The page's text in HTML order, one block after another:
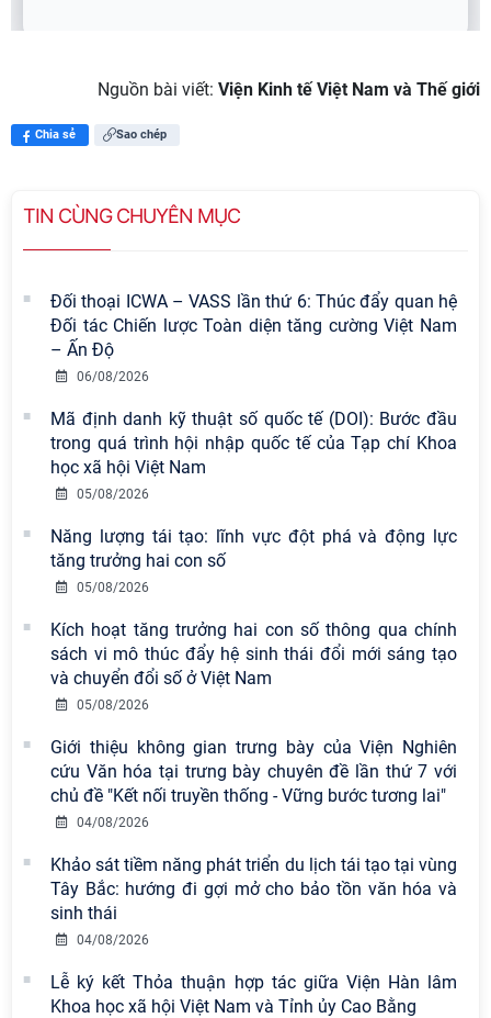
Nguồn bài viết: Viện Kinh tế Việt Nam và Thế giới
Chia sẻ Sao chép
TIN CÙNG CHUYÊN MỤC
Đối thoại ICWA – VASS lần thứ 6: Thúc đẩy quan hệ
Đối tác Chiến lược Toàn diện tăng cường Việt Nam
– Ấn Độ
06/08/2026
Mã định danh kỹ thuật số quốc tế (DOI): Bước đầu
trong quá trình hội nhập quốc tế của Tạp chí Khoa
học xã hội Việt Nam
05/08/2026
Năng lượng tái tạo: lĩnh vực đột phá và động lực
tăng trưởng hai con số
05/08/2026
Kích hoạt tăng trưởng hai con số thông qua chính
sách vi mô thúc đẩy hệ sinh thái đổi mới sáng tạo
và chuyển đổi số ở Việt Nam
05/08/2026
Giới thiệu không gian trưng bày của Viện Nghiên
cứu Văn hóa tại trưng bày chuyên đề lần thứ 7 với
chủ đề "Kết nối truyền thống - Vững bước tương lai"
04/08/2026
Khảo sát tiềm năng phát triển du lịch tái tạo tại vùng
Tây Bắc: hướng đi gợi mở cho bảo tồn văn hóa và
sinh thái
04/08/2026
Lễ ký kết Thỏa thuận hợp tác giữa Viện Hàn lâm
Khoa học xã hội Việt Nam và Tỉnh ủy Cao Bằng
Viện Hàn lâm Khoa học xã hội Việt
Nam có 02 tác phẩm đạt giải khuyến
khích tại Cuộc thi chính luận bảo vệ
nền tảng tư tưởng của Đảng năm
2026
chuyên đề: Đẩy mạnh học tập, thực
hành tư tưởng, đạo đức, phương
pháp, phong cách Hồ Chí Minh trong
giai đoạn phát triển mới
Hội thảo khoa học quốc tế “Không
gian phát triển Việt Nam trong kỷ
nguyên mới: Định hướng chiến lược
và lựa chọn chính sách” sẽ diễn ra
Tọa đàm Giao lưu chuyên đề về